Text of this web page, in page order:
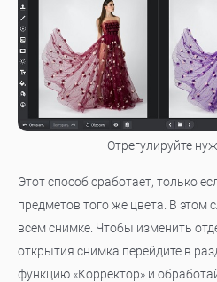
Отрегулируйте
Этот способ сработает, только
предметов того же цвета. В этом
всем снимке. Чтобы изменить
открытия снимка перейдите в
функцию «Корректор» и